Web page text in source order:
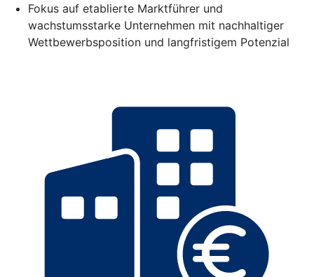
Fokus auf etablierte Marktführer und
wachstumsstarke Unternehmen mit nachhaltiger
Wettbewerbsposition und langfristigem Potenzial